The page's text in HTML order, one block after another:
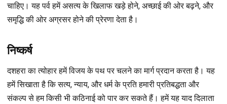
चाहिए। यह पर्व हमें असत्य के खिलाफ खड़े होने, अच्छाई की ओर बढ़ने, और
समृद्धि की ओर अग्रसर होने की प्रेरणा देता है।
निष्कर्ष
दशहरा का त्योहार हमें विजय के पथ पर चलने का मार्ग प्रदान करता है। यह
हमें सिखाता है कि सत्य, न्याय, और धर्म के प्रति हमारी प्रतिबद्धता और
संकल्प से हम किसी भी कठिनाई को पार कर सकते हैं। हमें यह याद दिलाता